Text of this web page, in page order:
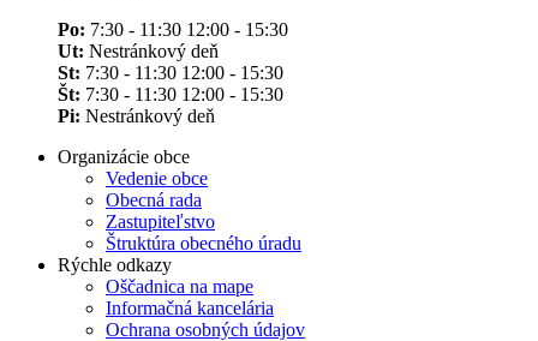
Po: 7:30 - 11:30 12:00 - 15:30
Ut: Nestránkový deň
St: 7:30 - 11:30 12:00 - 15:30
Št: 7:30 - 11:30 12:00 - 15:30
Pi: Nestránkový deň
Organizácie obce
Vedenie obce
Obecná rada
Zastupiteľstvo
Štruktúra obecného úradu
Rýchle odkazy
Oščadnica na mape
Informačná kancelária
Ochrana osobných údajov